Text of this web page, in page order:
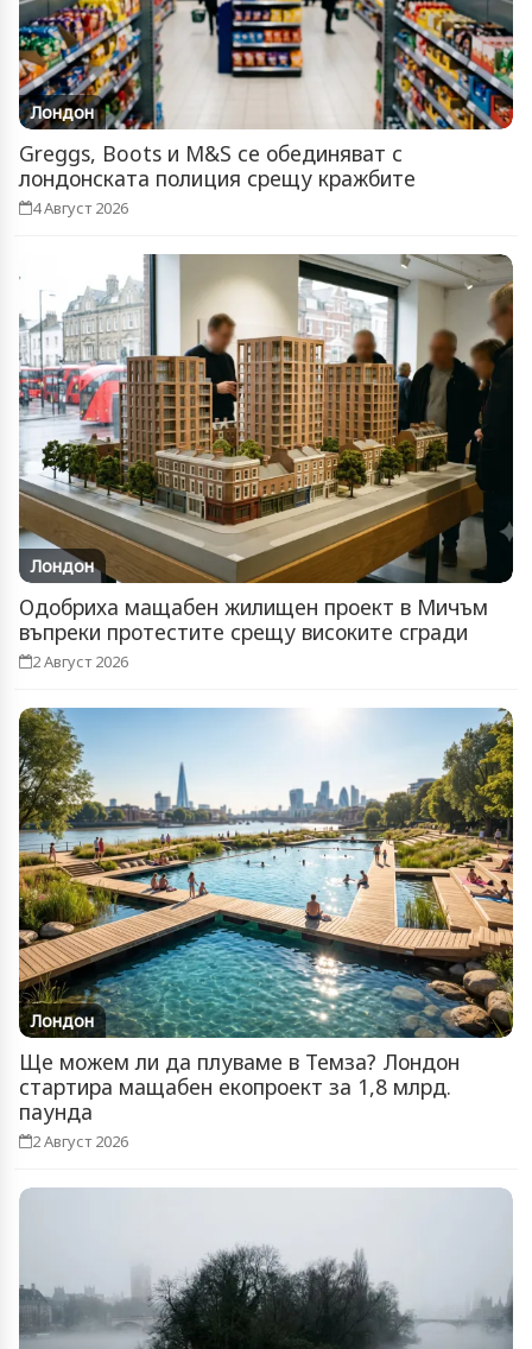
Лондон
Greggs, Boots и M&S се обединяват с
лондонската полиция срещу кражбите
4 Август 2026
Лондон
Одобриха мащабен жилищен проект в Мичъм
въпреки протестите срещу високите сгради
2 Август 2026
Лондон
Ще можем ли да плуваме в Темза? Лондон
стартира мащабен екопроект за 1,8 млрд.
паунда
2 Август 2026